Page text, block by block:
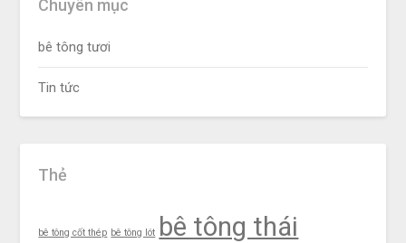
Chuyên mục
bê tông tươi
Tin tức
Thẻ
bê tông cốt thép bê tông lót
bê tông thái